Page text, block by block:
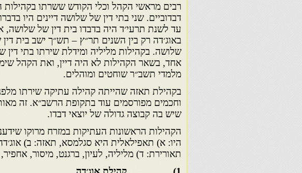
רבים מראשי הקהל וכלי הקודש ששרתו
דבדוביים. שני בתי דין של שלושה דיינים היו
עד לשנת תרעי׳ד היה בדבדו בית דין של שלושה,
באוג׳דה רק בין השנים תר״ץ – תש״ך ישב בית
שלושה. בקהילות מליליה ומידלת שירתו בתי דין
אחד, בשאר הקהילות לא היה דיין, ואת הקהל
מלמדי תשב״ר שוחטים ומוהלים.
בקהילת תאזה שהייתה קהילה עתיקה שירתו
וחכמים מפורסמים עוד בתקופת הרשב״א. זה
שיש בה קבוצה גדולה של יוצאי דבדו.
הקהילות הראשונות העתיקות במזרח מרוקו
היו: א) תאפילאלית היא סגלמסא, תאזה: ב)
תאורירת: ד) מליליה, לעיון, ברגנט, מיסור,